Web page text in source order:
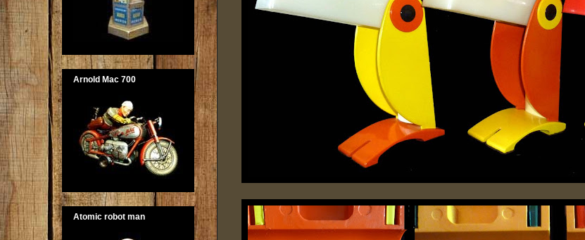
Arnold Mac 700
Atomic robot man